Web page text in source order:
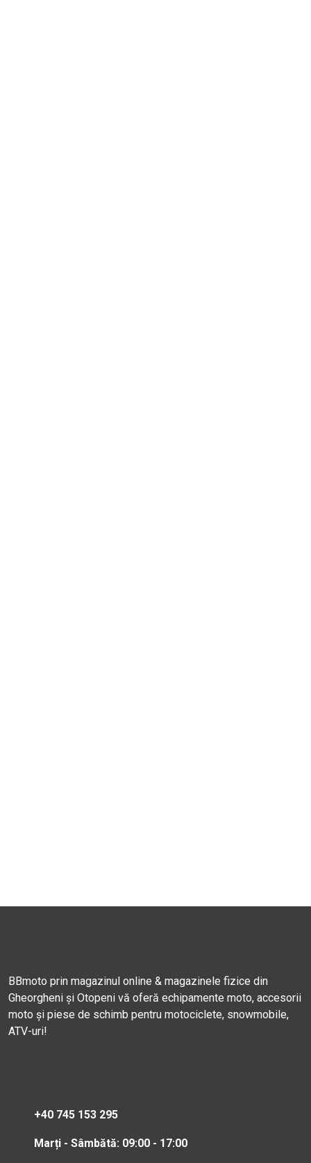
BBmoto prin magazinul online & magazinele fizice din
Gheorgheni și Otopeni vă oferă echipamente moto, accesorii
moto și piese de schimb pentru motociclete, snowmobile,
ATV-uri!
+40 745 153 295
Marți - Sâmbătă: 09:00 - 17:00